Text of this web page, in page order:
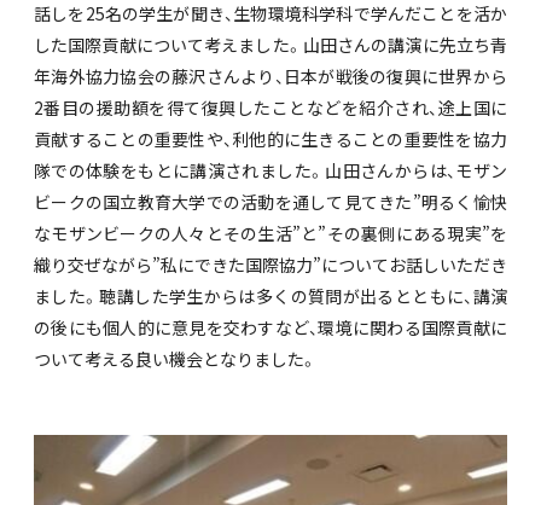
話しを25名の学生が聞き、生物環境科学科で学んだことを活か
した国際貢献について考えました。山田さんの講演に先立ち青
年海外協力協会の藤沢さんより、日本が戦後の復興に世界から
2番目の援助額を得て復興したことなどを紹介され、途上国に
貢献することの重要性や、利他的に生きることの重要性を協力
隊での体験をもとに講演されました。山田さんからは、モザン
ビークの国立教育大学での活動を通して見てきた”明るく愉快
なモザンビークの人々とその生活”と”その裏側にある現実”を
織り交ぜながら”私にできた国際協力”についてお話しいただき
ました。聴講した学生からは多くの質問が出るとともに、講演
の後にも個人的に意見を交わすなど、環境に関わる国際貢献に
ついて考える良い機会となりました。